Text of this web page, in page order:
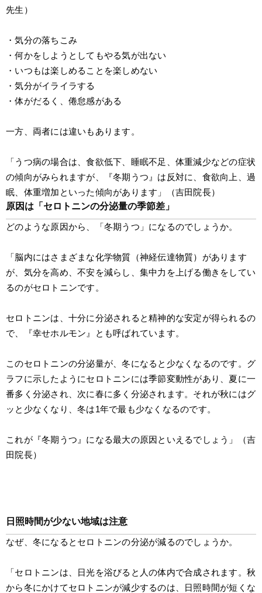
先生）
・気分の落ちこみ
・何かをしようとしてもやる気が出ない
・いつもは楽しめることを楽しめない
・気分がイライラする
・体がだるく、倦怠感がある
一方、両者には違いもあります。
「うつ病の場合は、食欲低下、睡眠不足、体重減少などの症状
の傾向がみられますが、『冬期うつ』は反対に、食欲向上、過
眠、体重増加といった傾向があります」（吉田院長）
原因は「セロトニンの分泌量の季節差」
どのような原因から、「冬期うつ」になるのでしょうか。
「脳内にはさまざまな化学物質（神経伝達物質）があります
が、気分を高め、不安を減らし、集中力を上げる働きをしてい
るのがセロトニンです。
セロトニンは、十分に分泌されると精神的な安定が得られるの
で、『幸せホルモン』とも呼ばれています。
このセロトニンの分泌量が、冬になると少なくなるのです。グ
ラフに示したようにセロトニンには季節変動性があり、夏に一
番多く分泌され、次に春に多く分泌されます。それが秋にはグ
ッと少なくなり、冬は1年で最も少なくなるのです。
これが『冬期うつ』になる最大の原因といえるでしょう」（吉
田院長）
日照時間が少ない地域は注意
なぜ、冬になるとセロトニンの分泌が減るのでしょうか。
「セロトニンは、日光を浴びると人の体内で合成されます。秋
から冬にかけてセロトニンが減少するのは、日照時間が短くな